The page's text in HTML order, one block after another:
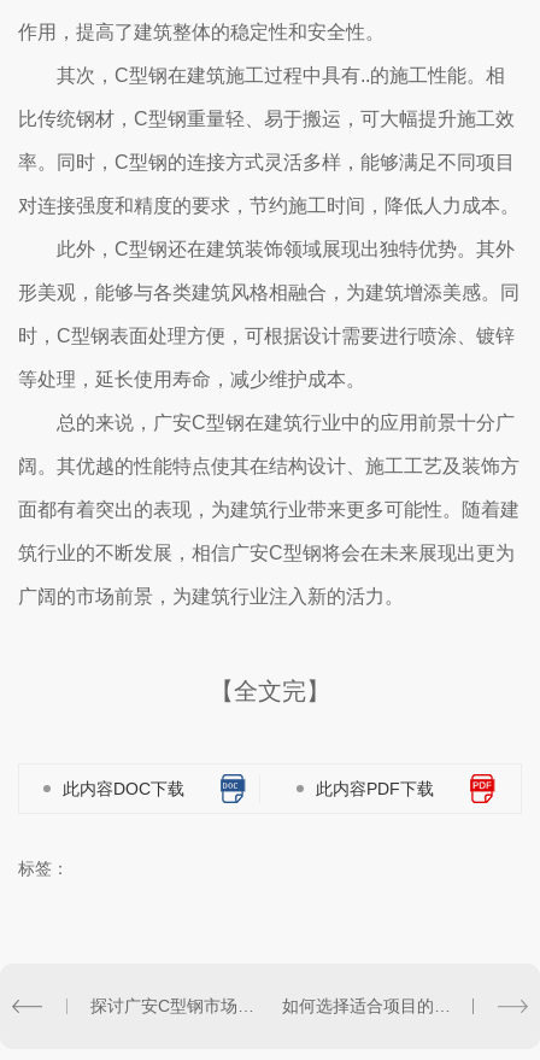
作用，提高了建筑整体的稳定性和安全性。
其次，C型钢在建筑施工过程中具有..的施工性能。相
比传统钢材，C型钢重量轻、易于搬运，可大幅提升施工效
率。同时，C型钢的连接方式灵活多样，能够满足不同项目
对连接强度和精度的要求，节约施工时间，降低人力成本。
此外，C型钢还在建筑装饰领域展现出独特优势。其外
形美观，能够与各类建筑风格相融合，为建筑增添美感。同
时，C型钢表面处理方便，可根据设计需要进行喷涂、镀锌
等处理，延长使用寿命，减少维护成本。
总的来说，广安C型钢在建筑行业中的应用前景十分广
阔。其优越的性能特点使其在结构设计、施工工艺及装饰方
面都有着突出的表现，为建筑行业带来更多可能性。随着建
筑行业的不断发展，相信广安C型钢将会在未来展现出更为
广阔的市场前景，为建筑行业注入新的活力。
【全文完】
此内容DOC下载 此内容PDF下载
标签：